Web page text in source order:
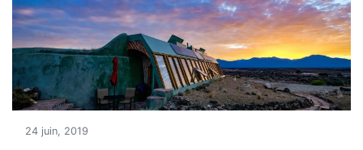
24 juin, 2019